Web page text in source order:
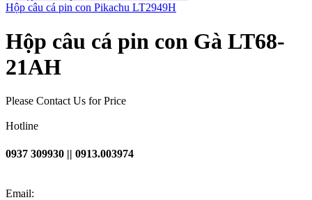
Hộp câu cá pin con Pikachu LT2949H
Hộp câu cá pin con Gà LT68-
21AH
Please Contact Us for Price
Hotline
0937 309930 || 0913.003974
Email: